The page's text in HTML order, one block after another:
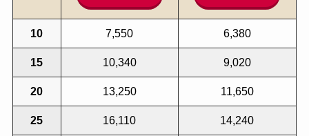
10 7,550 6,380
15 10,340 9,020
20 13,250 11,650
25 16,110 14,240